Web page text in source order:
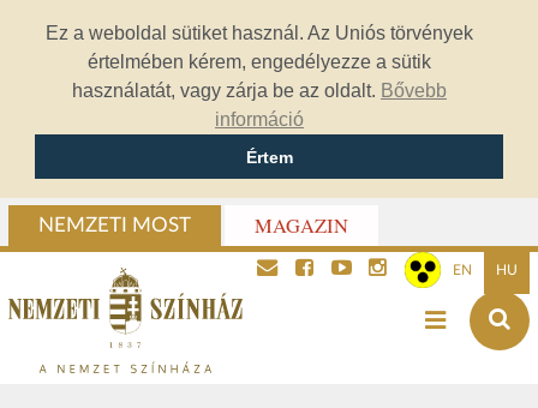
Ez a weboldal sütiket használ. Az Uniós törvények
értelmében kérem, engedélyezze a sütik
használatát, vagy zárja be az oldalt. Bővebb
információ
Értem
NEMZETI MOST MAGAZIN
EN HU